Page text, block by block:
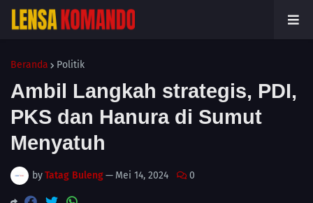
Beranda Politik
Ambil Langkah strategis, PDI,
PKS dan Hanura di Sumut
Menyatuh
byTatag Buleng— Mei 14, 2024 0